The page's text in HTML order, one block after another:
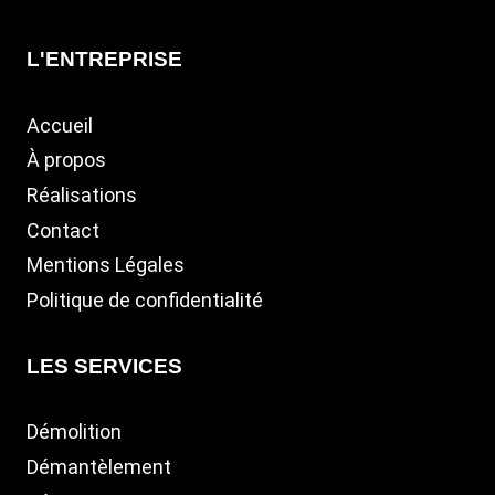
L'ENTREPRISE
Accueil
À propos
Réalisations
Contact
Mentions Légales
Politique de confidentialité
LES SERVICES
Démolition
Démantèlement